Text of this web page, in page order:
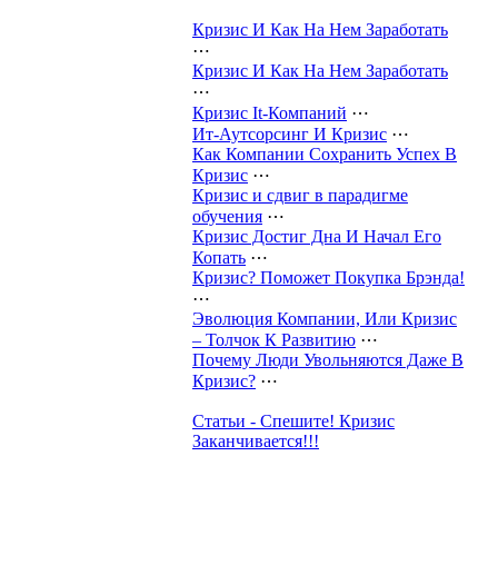
Кризис И Как На Нем Заработать
⋯
Кризис И Как На Нем Заработать
⋯
Кризис It-Компаний ⋯
Ит-Аутсорсинг И Кризис ⋯
Как Компании Сохранить Успех В
Кризис ⋯
Кризис и сдвиг в парадигме
обучения ⋯
Кризис Достиг Дна И Начал Его
Копать ⋯
Кризис? Поможет Покупка Брэнда!
⋯
Эволюция Компании, Или Кризис
– Толчок К Развитию ⋯
Почему Люди Увольняются Даже В
Кризис? ⋯
Статьи - Спешите! Кризис
Заканчивается!!!